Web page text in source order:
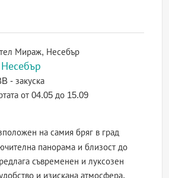
Мираж, Несебър
Несебър
- закуска
от 04.05 до 15.09
на самия бряг в град
панорама и близост до
съвременен и луксозен
и изискана атмосфера.